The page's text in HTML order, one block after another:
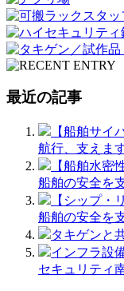
最近の記事
【船舶サイ
航行、支えま
【船舶水密
船舶の安全を
【シップ・
船舶の安全を
タキゲンと
インフラ設
セキュリティ